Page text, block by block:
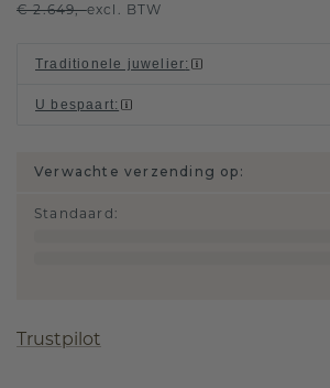
€ 2.649,-excl. BTW
Traditionele juwelier:
U bespaart:
Verwachte verzending op:
Standaard :
Trustpilot